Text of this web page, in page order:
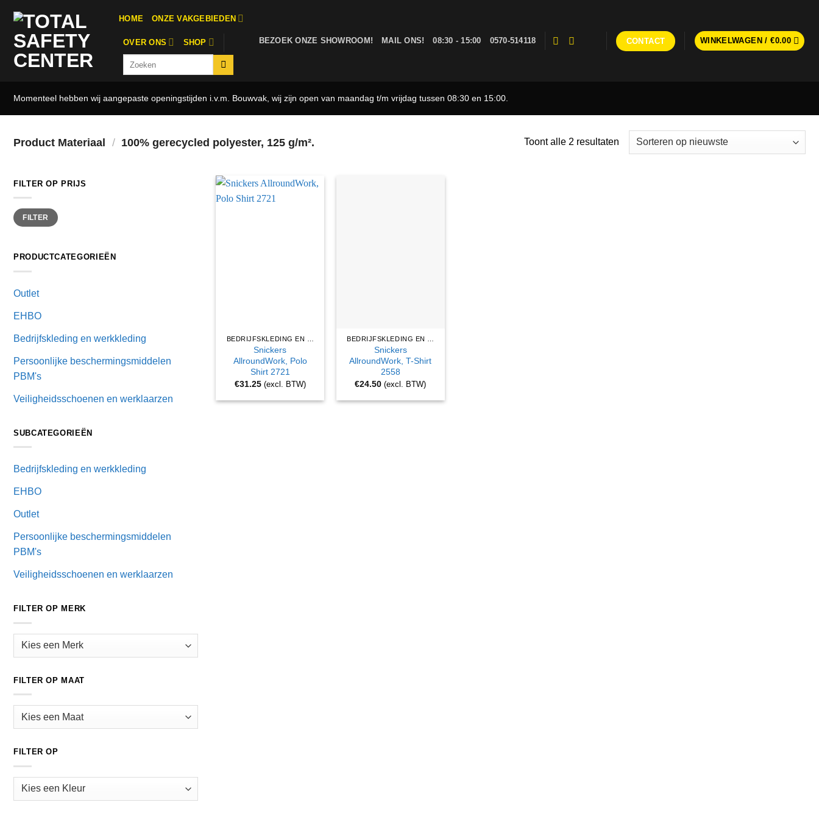
naar
inhoud
HOME ONZE VAKGEBIEDEN
OVER ONS SHOP BEZOEK ONZE SHOWROOM! MAIL ONS! 08:30 - 15:00 0570-514118 CONTACT WINKELWAGEN /€0.00
Momenteel hebben wij aangepaste openingstijden i.v.m. Bouwvak, wij zijn open van maandag t/m vrijdag tussen 08:30 en 15:00.
Product Materiaal / 100% gerecycled polyester, 125 g/m². Toont alle 2 resultatenGesorteerd
op
FILTER OP PRIJS
Min.
prijs
Max.
prijsFILTER
PRODUCTCATEGORIEËN
Outlet
EHBO
Bedrijfskleding en werkkleding
Persoonlijke beschermingsmiddelen
PBM's
Veiligheidsschoenen en werklaarzen
SUBCATEGORIEËN
Bedrijfskleding en werkkleding
EHBO
Outlet
Persoonlijke beschermingsmiddelen
PBM's
Veiligheidsschoenen en werklaarzen
FILTER OP MERK
FILTER OP MAAT
FILTER OP
Snickers
AllroundWork, Polo
Shirt 2721
€31.25 (excl. BTW)
Snickers
AllroundWork, T-Shirt
2558
€24.50 (excl. BTW)